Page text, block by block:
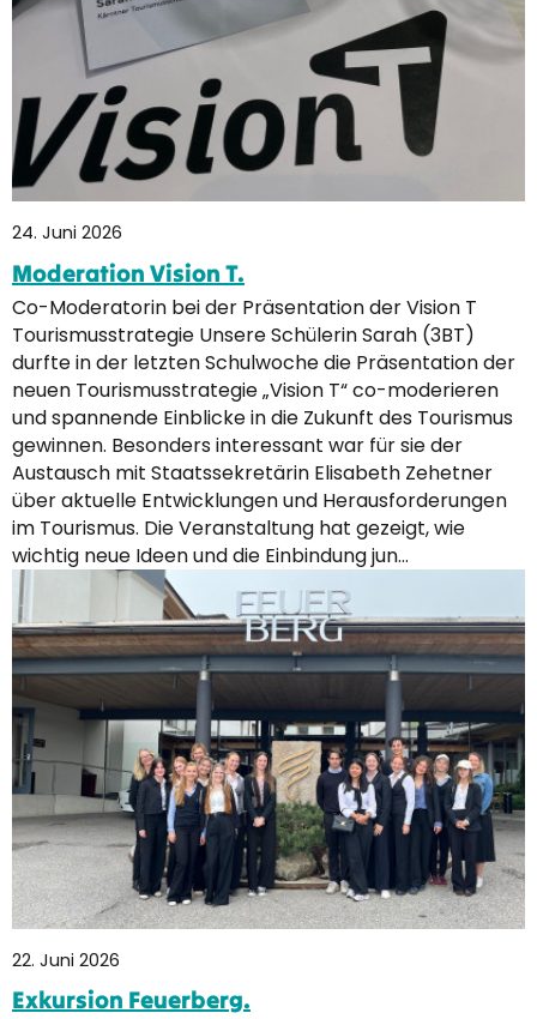
24. Juni 2026
Moderation Vision T.
Co-Moderatorin bei der Präsentation der Vision T
Tourismusstrategie Unsere Schülerin Sarah (3BT)
durfte in der letzten Schulwoche die Präsentation der
neuen Tourismusstrategie „Vision T“ co-moderieren
und spannende Einblicke in die Zukunft des Tourismus
gewinnen. Besonders interessant war für sie der
Austausch mit Staatssekretärin Elisabeth Zehetner
über aktuelle Entwicklungen und Herausforderungen
im Tourismus. Die Veranstaltung hat gezeigt, wie
wichtig neue Ideen und die Einbindung jun…
22. Juni 2026
Exkursion Feuerberg.